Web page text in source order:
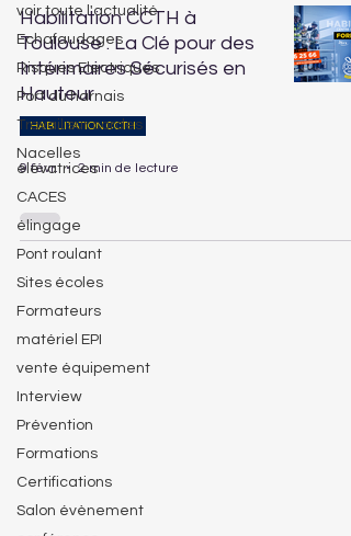
voir toute l'actualité
Echafaudages
Risques Electriques
Port du harnais
Travail sur cordes
Nacelles
élévatrices
CACES
élingage
Pont roulant
Sites écoles
Formateurs
matériel EPI
vente équipement
Interview
Prévention
Formations
Certifications
Salon évènement
Habilitation CCTH à
Toulouse : La Clé pour des
Intérimaires Sécurisés en
Hauteur
HABILITATION CCTH
9 févr. 2 min de lecture